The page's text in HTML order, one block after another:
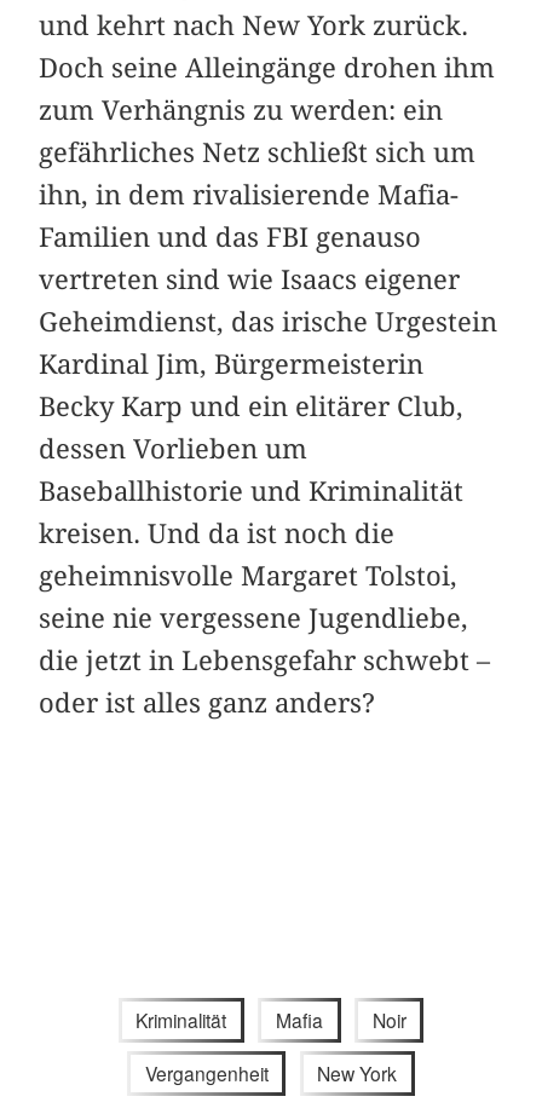
und kehrt nach New York zurück.
Doch seine Alleingänge drohen ihm
zum Verhängnis zu werden: ein
gefährliches Netz schließt sich um
ihn, in dem rivalisierende Mafia-
Familien und das FBI genauso
vertreten sind wie Isaacs eigener
Geheimdienst, das irische Urgestein
Kardinal Jim, Bürgermeisterin
Becky Karp und ein elitärer Club,
dessen Vorlieben um
Baseballhistorie und Kriminalität
kreisen. Und da ist noch die
geheimnisvolle Margaret Tolstoi,
seine nie vergessene Jugendliebe,
die jetzt in Lebensgefahr schwebt –
oder ist alles ganz anders?
Kriminalität Mafia Noir
Vergangenheit New York